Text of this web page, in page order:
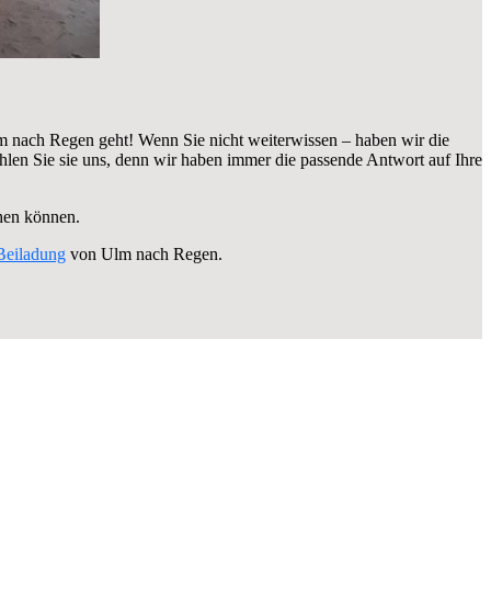
nach Regen geht! Wenn Sie nicht weiterwissen – haben wir die
Sie sie uns, denn wir haben immer die passende Antwort auf Ihre
können.
von Ulm nach Regen.